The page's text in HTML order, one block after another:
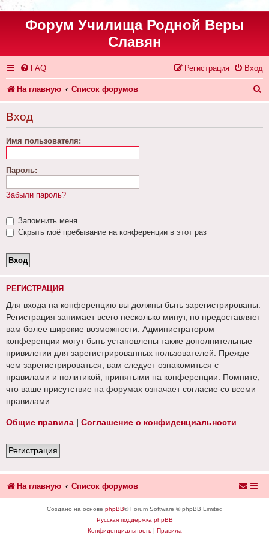
Форум Училища Родной Веры
Славян
FAQ Вход
Регистрация
На главную Список форумов
Вход
Имя пользователя:
Пароль:
Забыли пароль?
Запомнить меня
Скрыть моё пребывание на конференции в этот раз
РЕГИСТРАЦИЯ
Для входа на конференцию вы должны быть зарегистрированы.
Регистрация занимает всего несколько минут, но предоставляет
вам более широкие возможности. Администратором
конференции могут быть установлены также дополнительные
привилегии для зарегистрированных пользователей. Прежде
чем зарегистрироваться, вам следует ознакомиться с
правилами и политикой, принятыми на конференции. Помните,
что ваше присутствие на форумах означает согласие со всеми
правилами.
Общие правила | Соглашение о конфиденциальности
Регистрация
На главную Список форумов
Создано на основе phpBB® Forum Software © phpBB Limited
Русская поддержка phpBB
Конфиденциальность| Правила